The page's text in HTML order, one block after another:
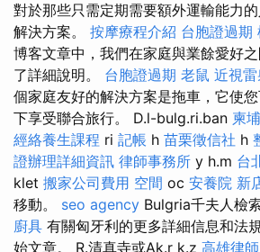
對於那些只需定期需要額外運輸能力
解決方案。 按摩療程介紹 台胞證過期
博客文章中，我們在家庭與業餘愛好
了詳細說明。 台胞證過期 老鼠 近視
個家庭友好的解決方案是拖車，它使
下享受聯合旅行。 D.l-bulg.ri.ban 柬
經絡養生課程 ri 記帳 h 苗栗徵信社 h
證辦理詳細資訊 律師事務所 y h.m 台
klet 搬家公司費用 空間 oc 安養院 新
移動。 seo agency Bulgria千夫人檢
廚具 有關匈牙利的更多詳細信息和法
始文章。 R.清真寺或Ak.r k.z 高雄律師